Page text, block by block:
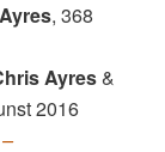
, 368
Ayres&
2016